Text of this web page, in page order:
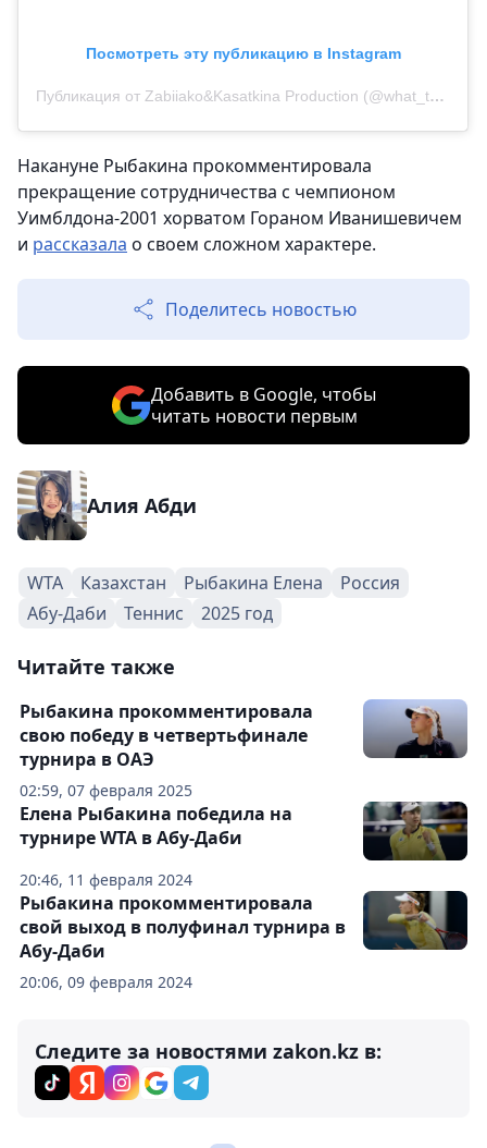
Посмотреть эту публикацию в Instagram
Публикация от Zabiiako&Kasatkina Production (@what_the_vlog_)
Накануне Рыбакина прокомментировала
прекращение сотрудничества с чемпионом
Уимблдона-2001 хорватом Гораном Иванишевичем
и рассказала о своем сложном характере.
Поделитесь новостью
Добавить в Google, чтобы
читать новости первым
Алия Абди
WTA Казахстан Рыбакина Елена
Россия
Абу-Даби
Теннис 2025 год
Читайте также
02:59, 07 февраля 2025
Рыбакина прокомментировала
свою победу в четвертьфинале
турнира в ОАЭ
20:46, 11 февраля 2024
Елена Рыбакина победила на
турнире WTA в Абу-Даби
20:06, 09 февраля 2024
Рыбакина прокомментировала
свой выход в полуфинал турнира в
Абу-Даби
Следите за новостями zakon.kz в: